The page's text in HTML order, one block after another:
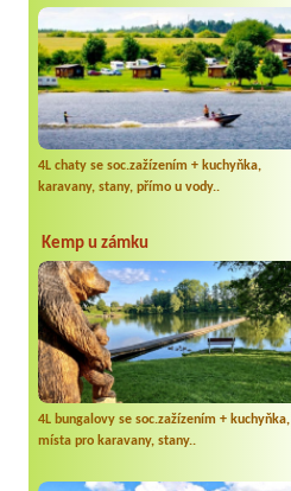
4L chaty se soc.zažízením + kuchyňka,
karavany, stany, přímo u vody..
Kemp u zámku
4L bungalovy se soc.zažízením + kuchyňka,
místa pro karavany, stany..